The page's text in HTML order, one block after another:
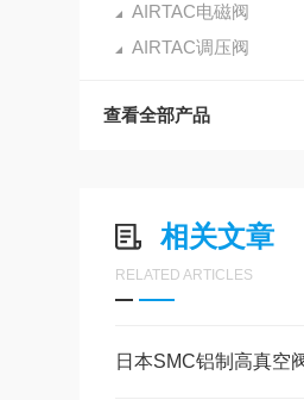
AIRTAC电磁阀
AIRTAC调压阀
查看全部产品
相关文章
RELATED ARTICLES